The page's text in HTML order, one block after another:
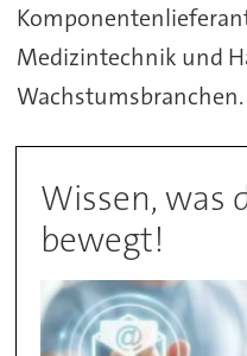
Medizintechnik und
Wachstumsbranchen.
Wissen, was
bewegt!